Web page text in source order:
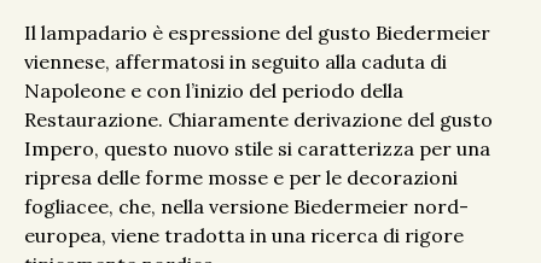
Il lampadario è espressione del gusto Biedermeier
viennese, affermatosi in seguito alla caduta di
Napoleone e con l’inizio del periodo della
Restaurazione. Chiaramente derivazione del gusto
Impero, questo nuovo stile si caratterizza per una
ripresa delle forme mosse e per le decorazioni
fogliacee, che, nella versione Biedermeier nord-
europea, viene tradotta in una ricerca di rigore